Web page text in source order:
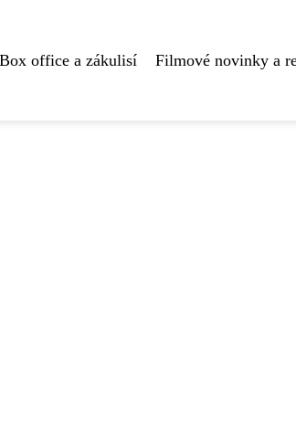
Box office a zákulisí Filmové novinky a